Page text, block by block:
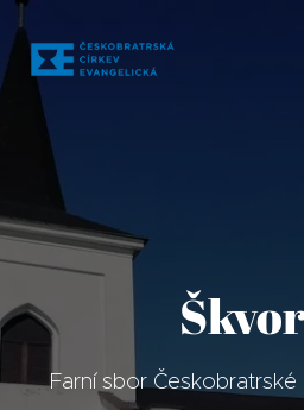
Farní sbor